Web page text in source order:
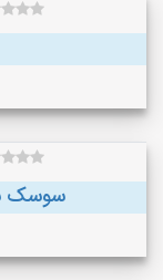
سوسک